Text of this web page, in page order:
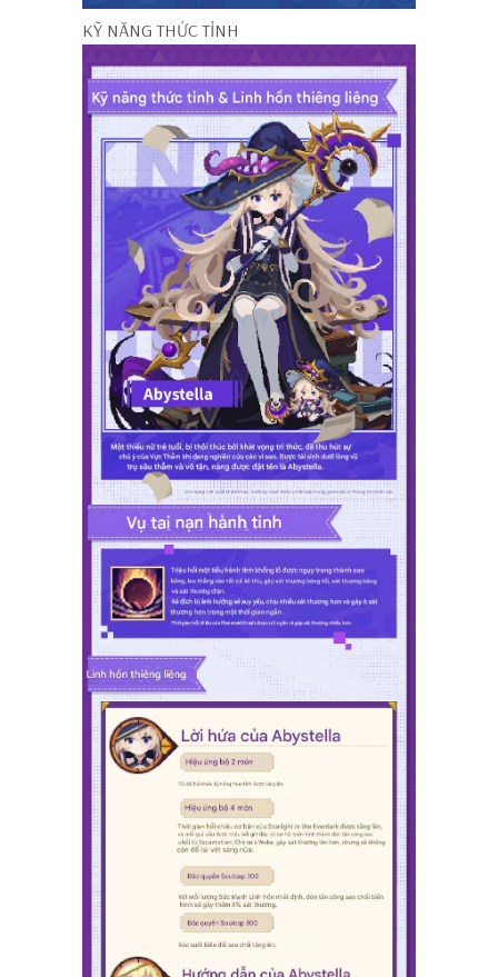
KỸ NĂNG THỨC TỈNH